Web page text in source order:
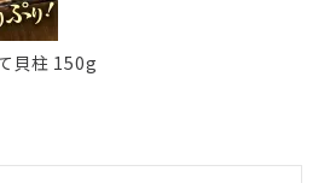
貝柱 150g